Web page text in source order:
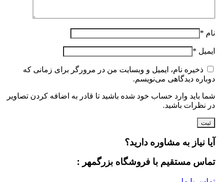
نام *
ایمیل *
ذخیره نام، ایمیل و وبسایت من در مرورگر برای زمانی که
دوباره دیدگاهی می‌نویسم.
شما باید وارد حساب خود شده باشید تا قادر به اضافه کردن تصاویر
در نظرات باشید.
آیا نیاز به مشاوره دارید؟
تماس مستقیم با فروشگاه بزرگمهر :